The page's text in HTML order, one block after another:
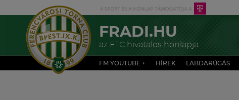
FRADI.HU
az FTC hivatalos honlapja
FM YOUTUBE + HÍREK LABDARÚGÁS